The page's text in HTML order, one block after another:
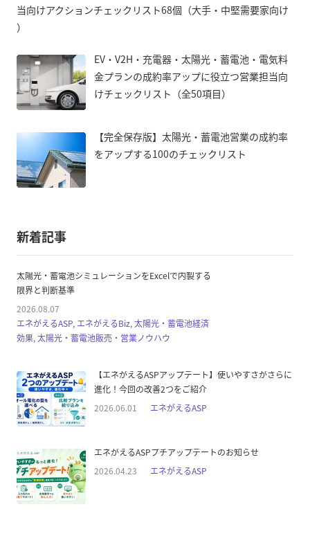
当向けアクションチェックリスト68個（大手・中堅需要家向け
）
EV・V2H・充電器・太陽光・蓄電池・電気料
金プランの成約率アップに役立つ営業担当向
けチェックリスト（全50項目）
【完全保存版】太陽光・蓄電池営業の成約率
をアップする100のチェックリスト
新着記事
太陽光・蓄電池シミュレーションをExcelで内製する
限界と判断基準
2026.08.07
エネがえるASP, エネがえるBiz, 太陽光・蓄電池経済
効果, 太陽光・蓄電池販売・営業ノウハウ
【エネがえるASPアップデート】使いやすさがさらに
進化！今回の改善2つをご紹介
2026.06.01
エネがえるASP
エネがえるASPプチアップデートのお知らせ
2026.04.23
エネがえるASP